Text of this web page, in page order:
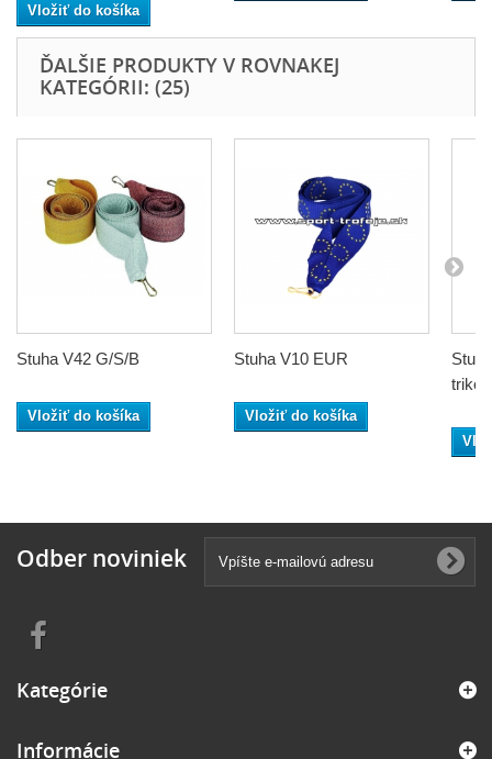
Vložiť do košíka
ĎALŠIE PRODUKTY V ROVNAKEJ
KATEGÓRII: (25)
Stuha V42 G/S/B
Vložiť do košíka
Stuha V10 EUR
Vložiť do košíka
Odber noviniek
Kategórie
Informácie